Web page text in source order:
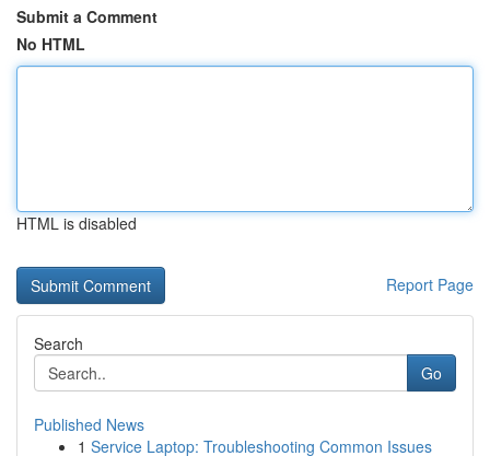
Submit a Comment
No HTML
HTML is disabled
Report Page
Search
Go
Published News
1 Service Laptop: Troubleshooting Common Issues